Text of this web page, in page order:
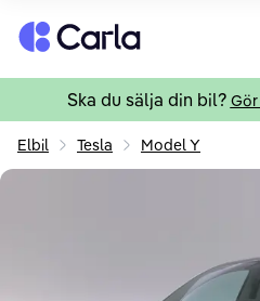
Tillbaka till startsidan
Ska du sälja din bil?
Elbil Tesla Model Y